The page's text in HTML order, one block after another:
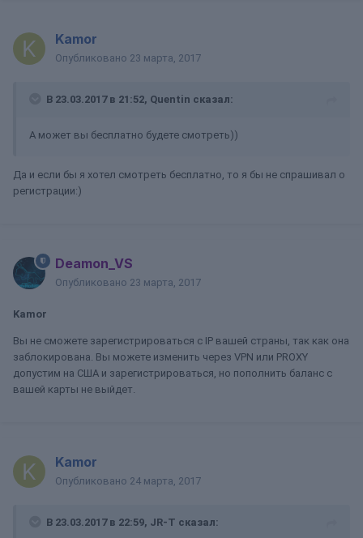
Kamor
Опубликовано 23 марта, 2017
В 23.03.2017 в 21:52, Quentin сказал:
А может вы бесплатно будете смотреть))
Да и если бы я хотел смотреть бесплатно, то я бы не спрашивал о
регистрации:)
Deamon_VS
Опубликовано 23 марта, 2017
Kamor
Вы не сможете зарегистрироваться с IP вашей страны, так как она
заблокирована. Вы можете изменить через VPN или PROXY
допустим на США и зарегистрироваться, но пополнить баланс с
вашей карты не выйдет.
Kamor
Опубликовано 24 марта, 2017
В 23.03.2017 в 22:59, JR-T сказал: